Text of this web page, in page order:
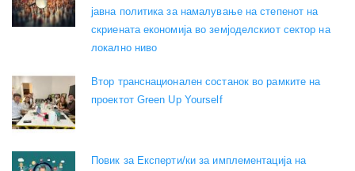
јавна политика за намалување на степенот на
скриената економија во земјоделскиот сектор на
локално ниво
Втор транснационален состанок во рамките на
проектот Green Up Yourself
Повик за Експерти/ки за имплементација на